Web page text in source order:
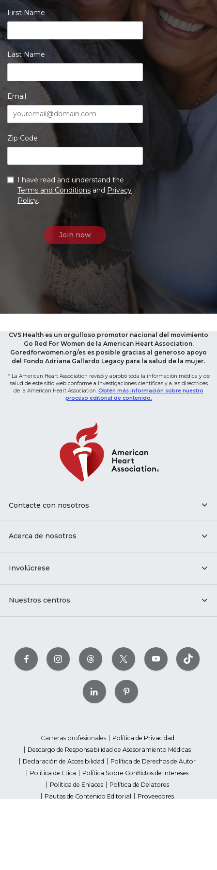
First Name
Last Name
Email
Zip Code
I have read and understand the
Terms and Conditions and Privacy
Policy.
CVS Health es un orgulloso promotor nacional del movimiento
Go Red For Women de la American Heart Association.
Goredforwomen.org/es es posible gracias al generoso apoyo
del Fondo Adriana Gallardo Legacy para la salud de la mujer.
* La American Heart Association revisó y aprobó toda la información médica y de
salud de este sitio web conforme a investigaciones científicas y a las directrices
de la American Heart Association. Obtén más información sobre nuestro
proceso editorial de contenido.
Contacte con nosotros
Acerca de nosotros
Involúcrese
Nuestros centros
Carreras profesionales
Política de Privacidad
Descargo de Responsabilidad de Asesoramiento Médicas
Declaración de Accesibilidad
Política de Derechos de Autor
Política de Etica
Política Sobre Conflictos de Intereses
Política de Enlaces
Política de Delatores
Pautas de Contenido Editorial
Proveedores